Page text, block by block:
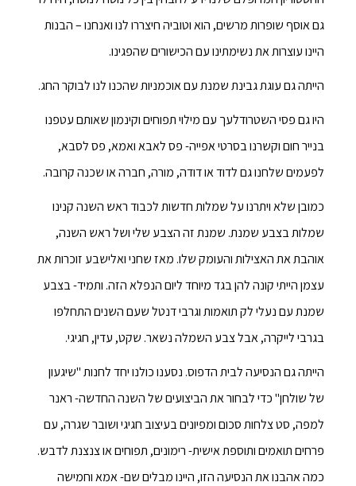
גם אוסף שופרות מרשים, הוא וטוביה חיצררו לנו ואנחנו – הבנות
היינו עוצרות את נשימתינו עם הכישורים שהפגינו.
הייתה גם עוגת גבינת שמנת עם אוכמניות שהכנו לנו לבוקר החג.
היו גם פסי השטרודלעך עם מילוי תפוחים וקינמון שאותם עטפנו
בנייר חום וקשרנו בסרטי אפייה- פס לאבא ואמא, פס לסבא,
לפעמים שלחנו גם לדוד או דודה, מורה, חברה או שכנה קרובה.
כמובן שלא ויתרנו על שמלות חדשות לכבוד ראש השנה קנינו
שמלות בצבע שמנת. שמנת זה הצבע שלי ושל ראש השנה,
אוהבת את האצילות והעומק שלו. מאז שחני ואלישבע זוכרות את
עצמן הייתי קונה להן בגד מיוחד ליום הנפלא הזה. ותמיד- בצבע
שמנת עם נעלי לק תואמות וגרבי דנטל שעם השנים התחלפו
בגרבי לייקרה, אבל צבע השמלה נשאר. שקט, עדין, חגיגי.
הייתה גם הנסיעה לבית הדפוס. נסענו כולנו יחד לחנות "שיגעון
של שולחן" כדי לבחור את הביצועים של השנה החדשה- ראנר
למפה, סט צלחות סכום ומפיונים בעיצוב חגיגי ושובר שגרה, עם
פרחים תואמים ותוספת אישית- רימונים, תפוחים או צנצנת לדבש.
כמה אהבנו את הנסיעה הזו, היינו מבלים שם- אמא וחמישה